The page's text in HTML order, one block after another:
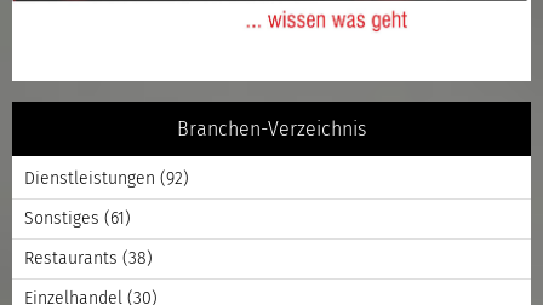
Branchen-Verzeichnis
Dienstleistungen (92)
Sonstiges (61)
Restaurants (38)
Einzelhandel (30)